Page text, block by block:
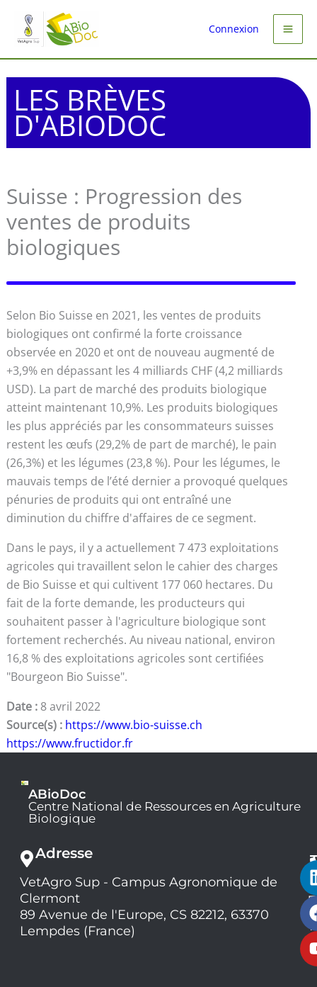
contenu
Connexion
LES BRÈVES
D'ABIODOC
Suisse : Progression des
ventes de produits
biologiques
Selon Bio Suisse en 2021, les ventes de produits
biologiques ont confirmé la forte croissance
observée en 2020 et ont de nouveau augmenté de
+3,9% en dépassant les 4 milliards CHF (4,2 milliards
USD). La part de marché des produits biologique
atteint maintenant 10,9%. Les produits biologiques
les plus appréciés par les consommateurs suisses
restent les œufs (29,2% de part de marché), le pain
(26,3%) et les légumes (23,8 %). Pour les légumes, le
mauvais temps de l’été dernier a provoqué quelques
pénuries de produits qui ont entraîné une
diminution du chiffre d'affaires de ce segment.
Dans le pays, il y a actuellement 7 473 exploitations
agricoles qui travaillent selon le cahier des charges
de Bio Suisse et qui cultivent 177 060 hectares. Du
fait de la forte demande, les producteurs qui
souhaitent passer à l'agriculture biologique sont
fortement recherchés. Au niveau national, environ
16,8 % des exploitations agricoles sont certifiées
"Bourgeon Bio Suisse".
Date : 8 avril 2022
Source(s) : https://www.bio-suisse.ch
https://www.fructidor.fr
ABioDoc
Centre National de Ressources en Agriculture
Biologique
Adresse
VetAgro Sup - Campus Agronomique de
Clermont
89 Avenue de l'Europe, CS 82212, 63370
Lempdes (France)